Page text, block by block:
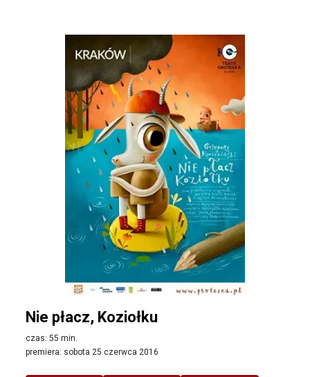
Nie płacz, Koziołku
czas: 55 min.
premiera: sobota 25 czerwca 2016